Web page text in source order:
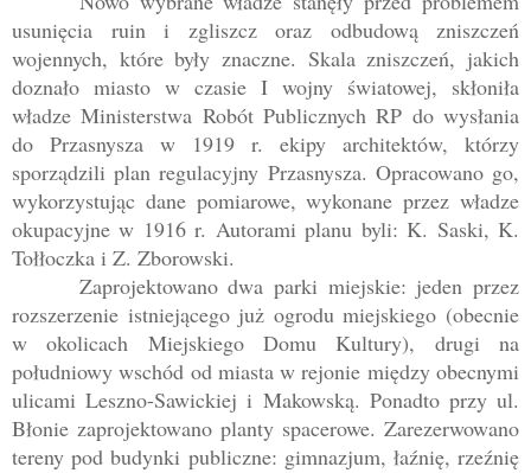
usunięcia ruin i zgliszcz oraz odbudową zniszczeń
wojennych, które były znaczne. Skala zniszczeń, jakich
doznało miasto w czasie I wojny światowej, skłoniła
władze Ministerstwa Robót Publicznych RP do wysłania
do Przasnysza w 1919 r. ekipy architektów, którzy
sporządzili plan regulacyjny Przasnysza. Opracowano go,
wykorzystując dane pomiarowe, wykonane przez władze
okupacyjne w 1916 r. Autorami planu byli: K. Saski, K.
Tołłoczka i Z. Zborowski.
Zaprojektowano dwa parki miejskie: jeden przez
rozszerzenie istniejącego już ogrodu miejskiego (obecnie
w okolicach Miejskiego Domu Kultury), drugi na
południowy wschód od miasta w rejonie między obecnymi
ulicami Leszno-Sawickiej i Makowską. Ponadto przy ul.
Błonie zaprojektowano planty spacerowe. Zarezerwowano
tereny pod budynki publiczne: gimnazjum, łaźnię, rzeźnię